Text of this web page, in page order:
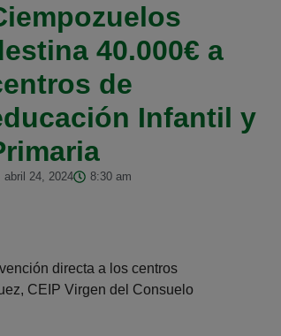
40.000€ a
de
Infantil y
abril 24, 2024 8:30 am
directa a los centros
CEIP Virgen del Consuelo